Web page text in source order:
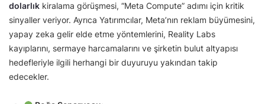
dolarlık kiralama görüşmesi, “Meta Compute” adımı için kritik
sinyaller veriyor. Ayrıca Yatırımcılar, Meta’nın reklam büyümesini,
yapay zeka gelir elde etme yöntemlerini, Reality Labs
kayıplarını, sermaye harcamalarını ve şirketin bulut altyapısı
hedefleriyle ilgili herhangi bir duyuruyu yakından takip
edecekler.